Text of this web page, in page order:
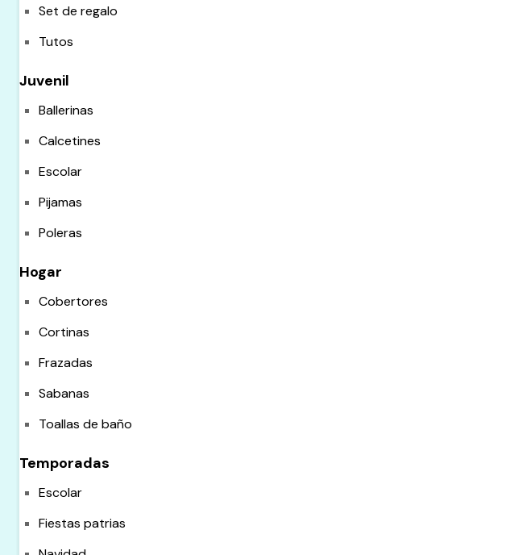
Set de regalo
Tutos
Juvenil
Ballerinas
Calcetines
Escolar
Pijamas
Poleras
Hogar
Cobertores
Cortinas
Frazadas
Sabanas
Toallas de baño
Temporadas
Escolar
Fiestas patrias